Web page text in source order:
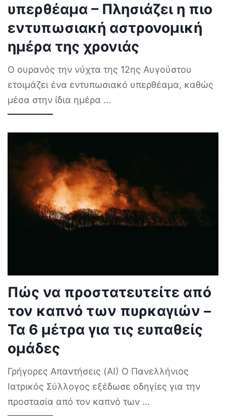
υπερθέαμα – Πλησιάζει η πιο
εντυπωσιακή αστρονομική
ημέρα της χρονιάς
Ο ουρανός την νύχτα της 12ης Αυγούστου
ετοιμάζει ένα εντυπωσιακό υπερθέαμα, καθώς
μέσα στην ίδια ημέρα ...
Πώς να προστατευτείτε από
τον καπνό των πυρκαγιών –
Τα 6 μέτρα για τις ευπαθείς
ομάδες
Γρήγορες Απαντήσεις (AI) Ο Πανελλήνιος
Ιατρικός Σύλλογος εξέδωσε οδηγίες για την
προστασία από τον καπνό των ...